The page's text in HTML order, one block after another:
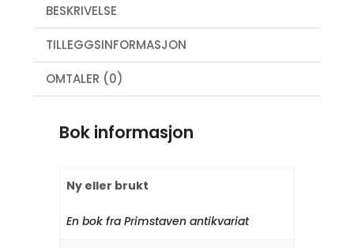
BESKRIVELSE
TILLEGGSINFORMASJON
OMTALER (0)
Bok informasjon
Ny eller brukt
En bok fra Primstaven antikvariat